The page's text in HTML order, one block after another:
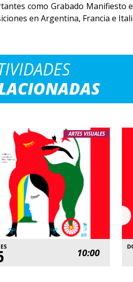
como Grabado Manifiesto
en Argentina, Francia e
ARTES VISUALES
10:00